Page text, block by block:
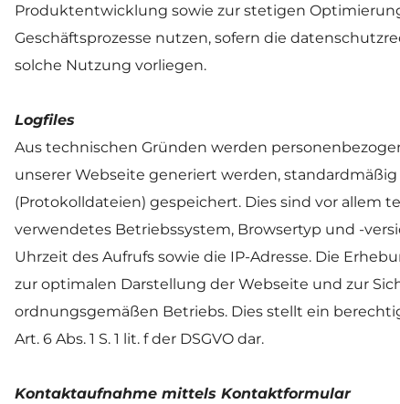
Produktentwicklung sowie zur stetigen
Geschäftsprozesse nutzen, sofern die
solche Nutzung vorliegen.
Logfiles
Aus technischen Gründen werden
unserer Webseite generiert werden, standardmäßig
(Protokolldateien) gespeichert. Dies sind vor allem
verwendetes Betriebssystem, Browsertyp und -
Uhrzeit des Aufrufs sowie die IP-Adresse. Die
zur optimalen Darstellung der Webseite und zur
ordnungsgemäßen Betriebs. Dies stellt ein
Art. 6 Abs. 1 S. 1 lit. f der DSGVO dar.
Kontaktaufnahme mittels Kontaktformular